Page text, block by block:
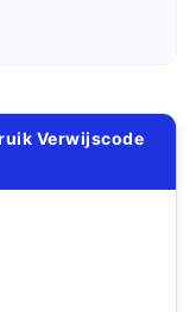
Verwijscode